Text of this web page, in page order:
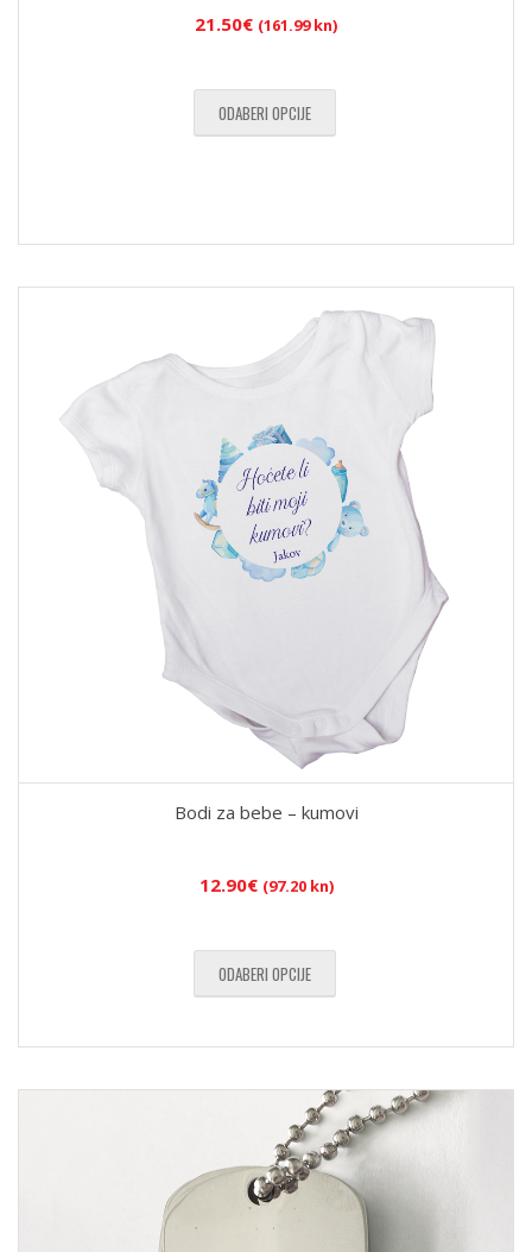
21.50€ (161.99 kn)
ODABERI OPCIJE
Bodi za bebe – kumovi
12.90€ (97.20 kn)
ODABERI OPCIJE